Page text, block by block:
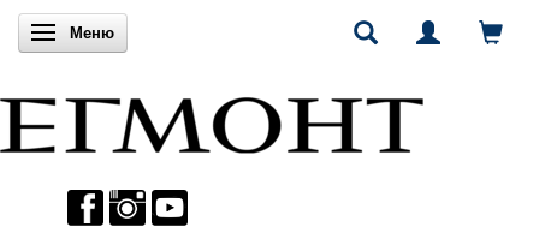
Включи навигацията
Меню